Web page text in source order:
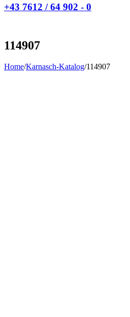
+43 7612 / 64 902 - 0
114907
Home/Karnasch-Katalog/114907